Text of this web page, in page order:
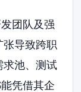
团队及强
导致跨职
求池、测试
凭借其企